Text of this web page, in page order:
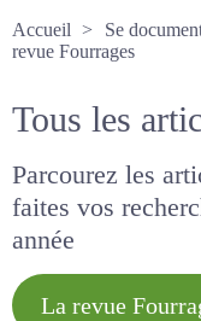
Accueil
Se
La revue Fourrages
Tous les
Parcourez les
faites vos
année
La revue